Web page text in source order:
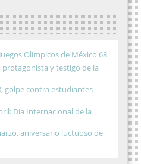
Olímpicos de México 68
y testigo de la
golpe contra estudiantes
Día Internacional de la
aniversario luctuoso de